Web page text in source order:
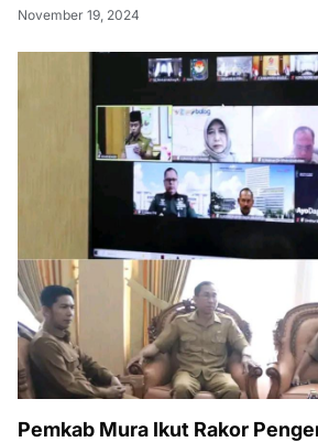
November 19, 2024
Pemkab Mura Ikut Rakor